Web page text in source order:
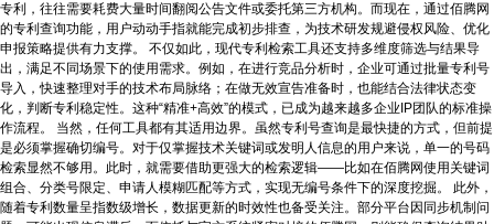
专利，往往需要耗费大量时间翻阅公告文件或委托第三方机构。而现在，通过佰腾网
的专利查询功能，用户动动手指就能完成初步排查，为技术研发规避侵权风险、优化
申报策略提供有力支撑。 不仅如此，现代专利检索工具还支持多维度筛选与结果导
出，满足不同场景下的使用需求。例如，在进行竞品分析时，企业可通过批量专利号
导入，快速整理对手的技术布局脉络；在做无效宣告准备时，也能结合法律状态变
化，判断专利稳定性。这种“精准+高效”的模式，已成为越来越多企业IP团队的标准操
作流程。 当然，任何工具都有其适用边界。虽然专利号查询是最快捷的方式，但前提
是必须掌握确切编号。对于仅掌握技术关键词或发明人信息的用户来说，单一的号码
检索显然不够用。此时，就需要借助更强大的检索逻辑——比如在佰腾网使用关键词
组合、分类号限定、申请人模糊匹配等方式，实现无编号条件下的深度挖掘。 此外，
随着专利数量呈指数级增长，数据更新的时效性也备受关注。部分平台因同步机制问